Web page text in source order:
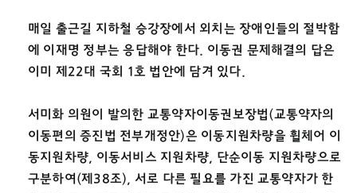
매일 출근길 지하철 승강장에서 외치는 장애인들의 절박함
에 이재명 정부는 응답해야 한다. 이동권 문제해결의 답은
이미 제22대 국회 1호 법안에 담겨 있다.
서미화 의원이 발의한 교통약자이동권보장법(교통약자의
이동편의 증진법 전부개정안)은 이동지원차량을 휠체어 이
동지원차량, 이동서비스 지원차량, 단순이동 지원차량으로
구분하여(제38조), 서로 다른 필요를 가진 교통약자가 한